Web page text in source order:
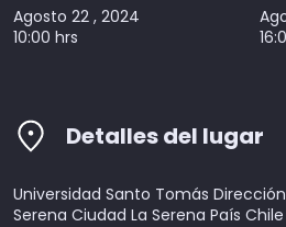
Agosto 22 , 2024
10:00 hrs
Detalles del lugar
Universidad Santo Tomás
Serena Ciudad La Serena País Chile